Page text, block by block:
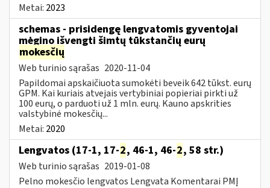
Metai: 2023
schemas - prisidengę lengvatomis gyventojai
mėgino išvengti šimtų tūkstančių eurų
mokesčių
Web turinio sąrašas 2020-11-04
Papildomai apskaičiuota sumokėti beveik 642 tūkst. eurų
GPM. Kai kuriais atvejais vertybiniai popieriai pirkti už
100 eurų, o parduoti už 1 mln. eurų. Kauno apskrities
valstybinė mokesčių...
Metai: 2020
Lengvatos (17-1, 17-2, 46-1, 46-2, 58 str.)
Web turinio sąrašas 2019-01-08
Pelno mokesčio lengvatos Lengvata Komentarai PMĮ